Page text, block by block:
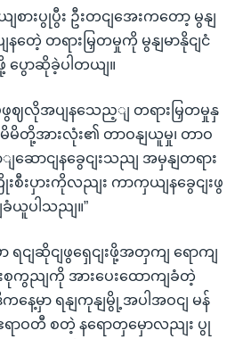
ားပွုပွီး ဦးတငျအေးကတော့ မွနျ
နတေဲ့ တရားမြှတမှုကို မွနျမာနိုငျငံ
ပွောဆိုခဲ့ပါတယျ။
မဖွဈလိုအပျနသေည့ျ တရားမြှတမှုနှ
မိမိတို့အားလုံး၏ တာဝနျယူမှု၊ တာဝ
ဆောငျနခွေငျးသညျ အမှနျတရား
စီးပှားကိုလညျး ကာကှယျနခွေငျးဖွ
ပါသညျ။”
ရငျဆိုငျဖွရှေငျးဖို့အတှကျ ရောကျ
းစုကွညျကို အားပေးထောကျခံတဲ့
မှာ ရနျကုနျမွို့အပါအဝငျ မန်
ဧရာဝတီ စတဲ့ နရောတှမှောလညျး ပွု